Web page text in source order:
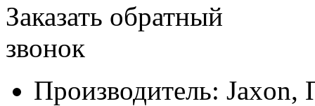
Заказать обратный
звонок
Производитель: Jaxon,